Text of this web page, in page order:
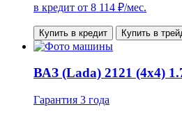
в кредит от 8 114 ₽/мес.
Купить в кредит Купить в
ВАЗ (Lada) 2121 (4x4)
Гарантия 3 года